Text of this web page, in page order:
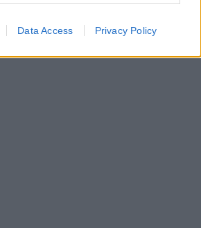
Data Access Privacy Policy